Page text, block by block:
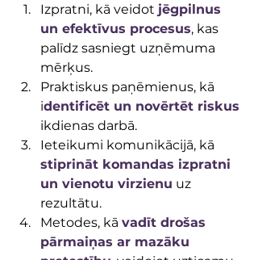
Izpratni, kā veidot jēgpilnus
un efektīvus procesus, kas
palīdz sasniegt uzņēmuma
mērķus.
Praktiskus paņēmienus, kā
identificēt un novērtēt riskus
ikdienas darbā.
Ieteikumi komunikācijā, kā
stiprināt komandas izpratni
un vienotu virzienu uz
rezultātu.
Metodes, kā vadīt drošas
pārmaiņas ar mazāku